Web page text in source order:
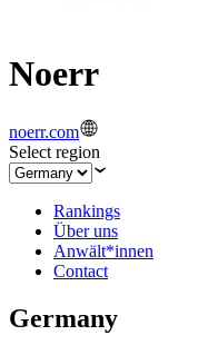
Noerr
noerr.com
Select region
Rankings
Über uns
Anwält*innen
Contact
Germany